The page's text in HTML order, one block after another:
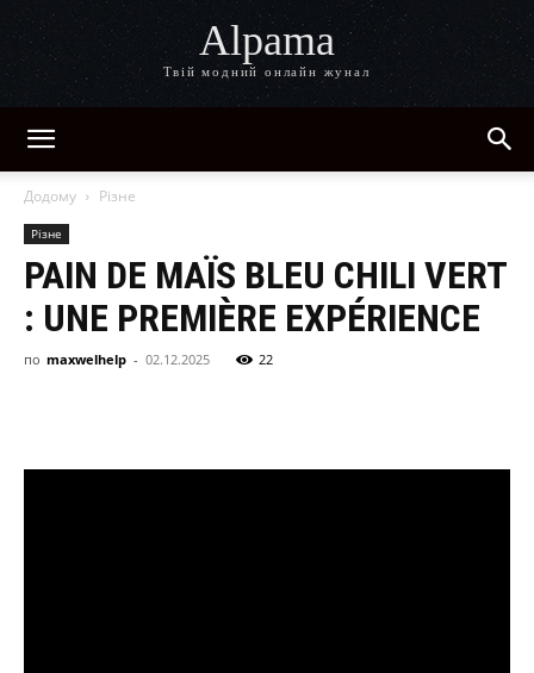
Alpama
Твій модний онлайн жунал
Додому Різне
Різне
PAIN DE MAÏS BLEU CHILI VERT
: UNE PREMIÈRE EXPÉRIENCE
по maxwelhelp - 02.12.2025 22